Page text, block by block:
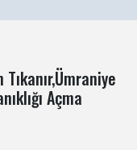
Açma